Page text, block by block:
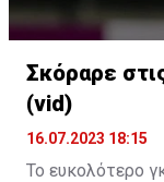
Σκόραρε
(vid)
16.07.2023 18:15
Το ευκολότερο